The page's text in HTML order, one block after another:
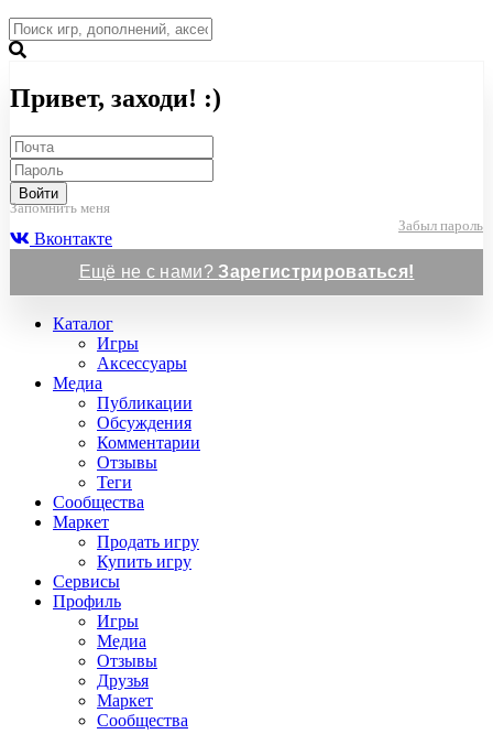
Привет, заходи! :)
Войти
Запомнить меня
Забыл пароль
Вконтакте
Ещё не с нами?Зарегистрироваться!
Каталог
Игры
Аксессуары
Медиа
Публикации
Обсуждения
Комментарии
Отзывы
Теги
Сообщества
Маркет
Продать игру
Купить игру
Сервисы
Профиль
Игры
Медиа
Отзывы
Друзья
Маркет
Сообщества